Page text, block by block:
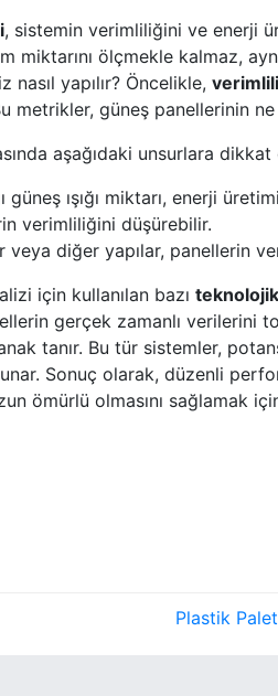
, sistemin verimliliğini ve enerji
miktarını ölçmekle kalmaz,
nasıl yapılır? Öncelikle,
metrikler, güneş panellerinin ne
aşağıdaki unsurlara
güneş ışığı miktarı, enerji
verimliliğini düşürebilir.
veya diğer yapılar, panellerin
için kullanılan bazı
gerçek zamanlı verilerini
tanır. Bu tür sistemler,
Sonuç olarak, düzenli
ömürlü olmasını sağlamak
Plastik